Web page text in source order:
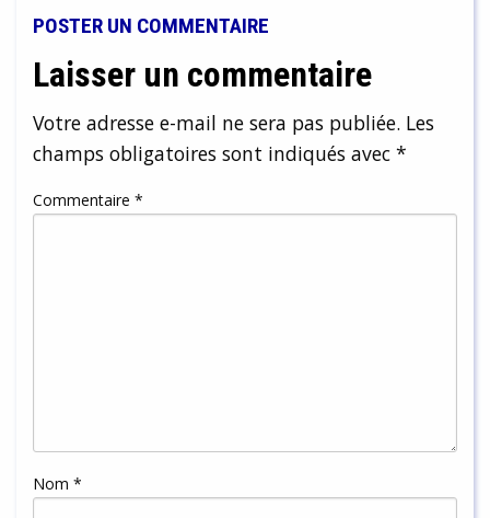
POSTER UN COMMENTAIRE
Laisser un commentaire
Votre adresse e-mail ne sera pas publiée. Les
champs obligatoires sont indiqués avec *
Commentaire *
Nom *